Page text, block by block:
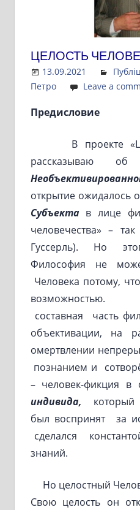
ЦЕЛОСТЬ
13.09.2021 Admin
Петро
Leave a
Предисловие
В проекте
рассказываю
открытие ожидалось
Субъектав лице
человечества» –
Гуссерль). Но
Философия не
Человека потому,
возможностью.
составная часть
объективации, на
омертвлении
познанием и
– человек-фикция в
индивида,
был воспринят за
сделался
знаний.
Но целостный
Свою целость он